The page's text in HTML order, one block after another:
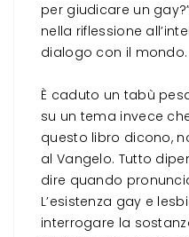
per giudicare un
nella riflessione
dialogo con il mondo.
È caduto un tabù
su un tema invece
questo libro dicono,
al Vangelo. Tutto
dire quando
L’esistenza gay e
interrogare la